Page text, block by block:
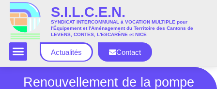
S.I.L.C.E.N.
SYNDICAT INTERCOMMUNAL à VOCATION MULTIPLE pour
l'Équipement et l'Aménagement du Territoire des Cantons de
LEVENS, CONTES, L'ESCARÈNE et NICE
Actualités Contact
Renouvellement de la pompe